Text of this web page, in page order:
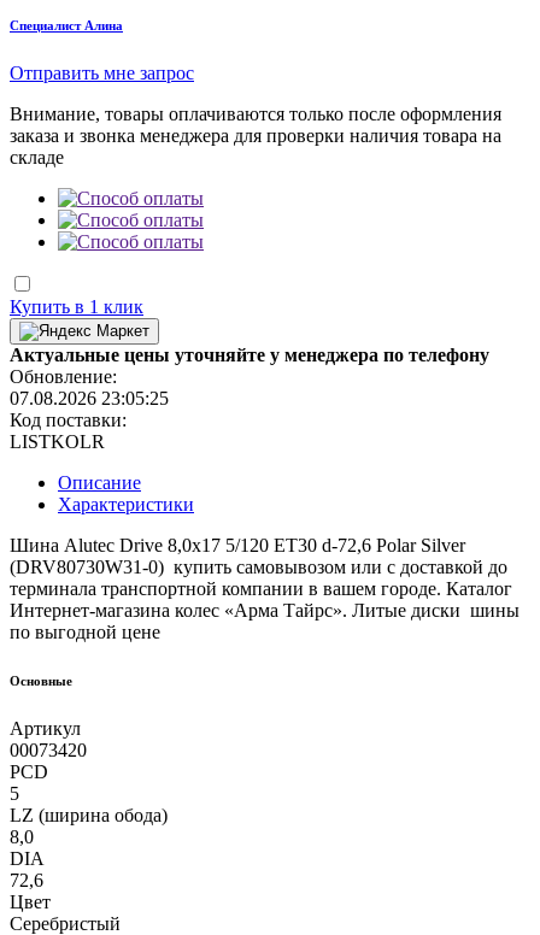
Cпециалист Алина
Отправить мне запрос
Внимание, товары оплачиваются только после оформления
заказа и звонка менеджера для проверки наличия товара на
складе
Купить в 1 клик
Актуальные цены уточняйте у менеджера по телефону
Обновление:
07.08.2026 23:05:25
Код поставки:
LISTKOLR
Описание
Характеристики
Шина Alutec Drive 8,0x17 5/120 ET30 d-72,6 Polar Silver
(DRV80730W31-0) купить самовывозом или с доставкой до
терминала транспортной компании в вашем городе. Каталог
Интернет-магазина колес «Арма Тайрс». Литые диски шины
по выгодной цене
Основные
Артикул
00073420
PCD
5
LZ (ширина обода)
8,0
DIA
72,6
Цвет
Серебристый